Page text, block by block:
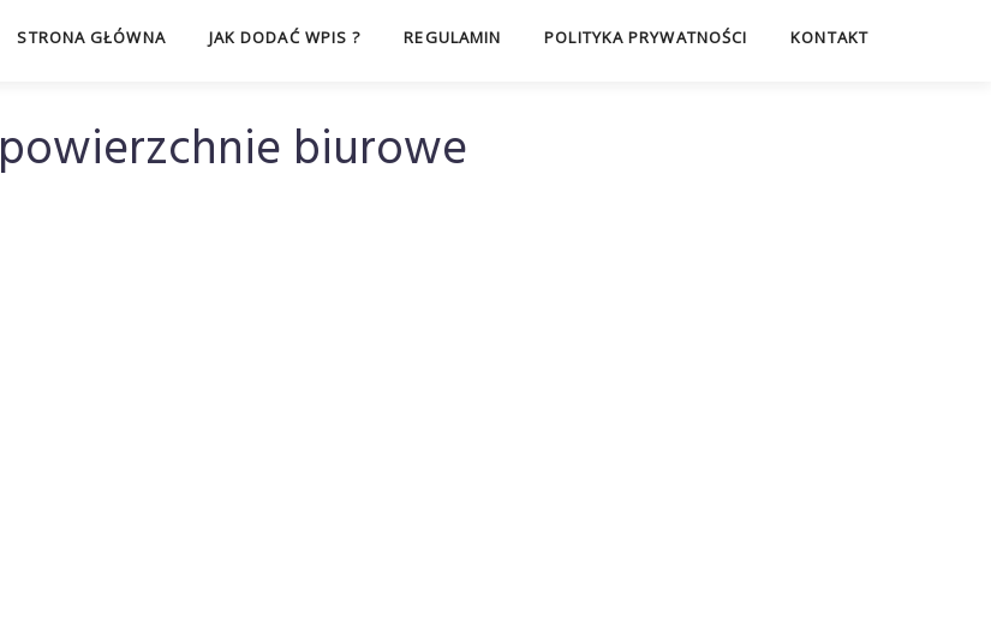
STRONA GŁÓWNA JAK DODAĆ WPIS ? REGULAMIN POLITYKA PRYWATNOŚCI KONTAKT
powierzchnie biurowe